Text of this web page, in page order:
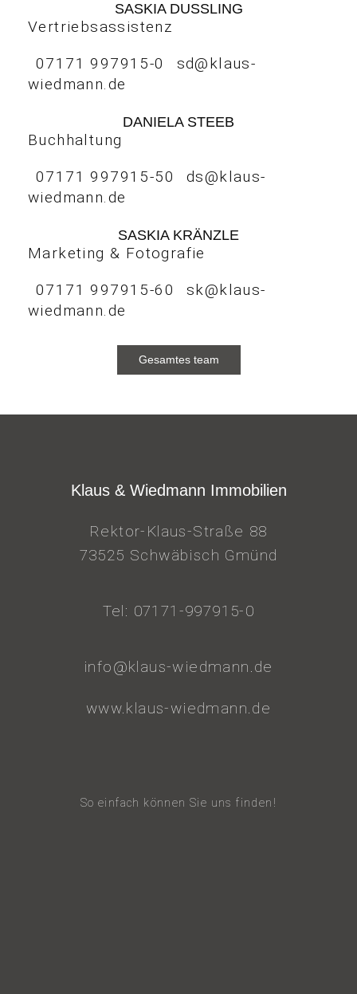
SASKIA DUSSLING
Vertriebsassistenz
07171 997915-0
sd@klaus-
wiedmann.de
DANIELA STEEB
Buchhaltung
07171 997915-50
ds@klaus-
wiedmann.de
SASKIA KRÄNZLE
Marketing & Fotografie
07171 997915-60
sk@klaus-
wiedmann.de
Gesamtes team
Klaus & Wiedmann Immobilien
Rektor-Klaus-Straße 88
73525 Schwäbisch Gmünd
Tel: 07171-997915-0
info@klaus-wiedmann.de
www.klaus-wiedmann.de
So einfach können Sie uns finden!